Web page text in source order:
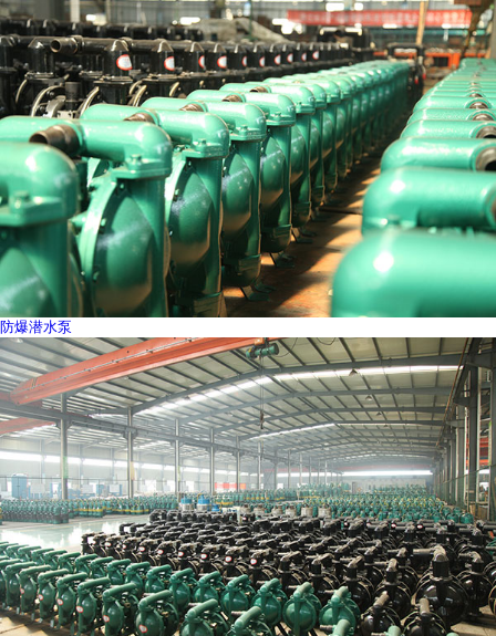
防爆潜水泵